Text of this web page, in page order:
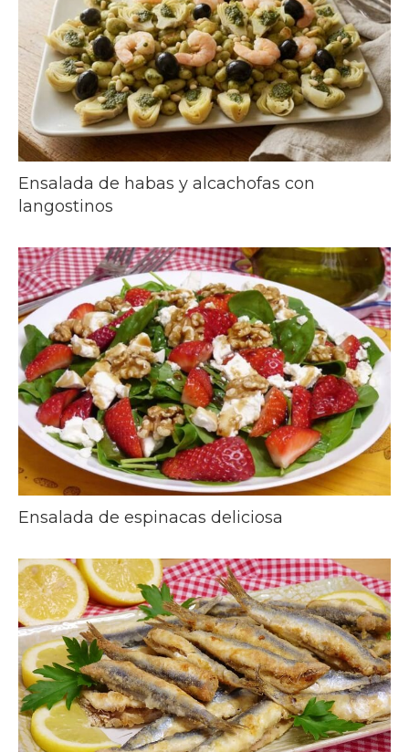
Ensalada de habas y alcachofas con
langostinos
Ensalada de espinacas deliciosa